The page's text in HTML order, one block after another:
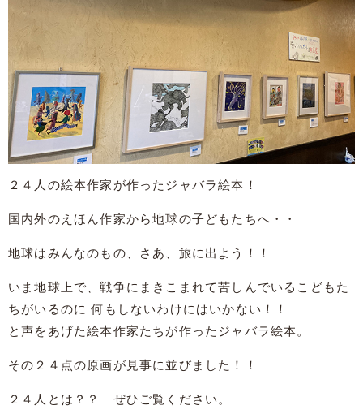
２４人の絵本作家が作ったジャバラ絵本！
国内外のえほん作家から地球の子どもたちへ・・
地球はみんなのもの、さあ、旅に出よう！！
いま地球上で、戦争にまきこまれて苦しんでいるこどもた
ちがいるのに 何もしないわけにはいかない！！
と声をあげた絵本作家たちが作ったジャバラ絵本。
その２４点の原画が見事に並びました！！
２４人とは？？ ぜひご覧ください。